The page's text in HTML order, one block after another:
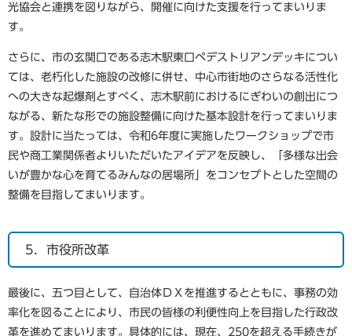
光協会と連携を図りながら、開催に向けた支援を行ってまいりま
す。
さらに、市の玄関口である志木駅東口ペデストリアンデッキについ
ては、老朽化した施設の改修に併せ、中心市街地のさらなる活性化
への大きな起爆剤とすべく、志木駅前におけるにぎわいの創出につ
ながる、新たな形での施設整備に向けた基本設計を行ってまいりま
す。設計に当たっては、令和6年度に実施したワークショップで市
民や商工業関係者よりいただいたアイデアを反映し、「多様な出会
いが豊かな心を育てるみんなの居場所」をコンセプトとした空間の
整備を目指してまいります。
5．市役所改革
最後に、五つ目として、自治体ＤＸを推進するとともに、事務の効
率化を図ることにより、市民の皆様の利便性向上を目指した行政改
革を進めてまいります。具体的には、現在、250を超える手続きが